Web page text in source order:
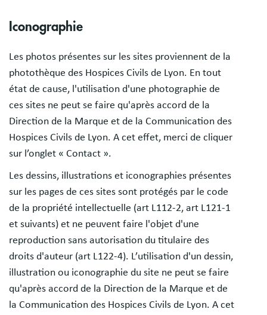
Iconographie
Les photos présentes sur les sites proviennent de la
photothèque des Hospices Civils de Lyon. En tout
état de cause, l'utilisation d'une photographie de
ces sites ne peut se faire qu'après accord de la
Direction de la Marque et de la Communication des
Hospices Civils de Lyon. A cet effet, merci de cliquer
sur l’onglet « Contact ».
Les dessins, illustrations et iconographies présentes
sur les pages de ces sites sont protégés par le code
de la propriété intellectuelle (art L112-2, art L121-1
et suivants) et ne peuvent faire l'objet d'une
reproduction sans autorisation du titulaire des
droits d'auteur (art L122-4). L’utilisation d'un dessin,
illustration ou iconographie du site ne peut se faire
qu'après accord de la Direction de la Marque et de
la Communication des Hospices Civils de Lyon. A cet